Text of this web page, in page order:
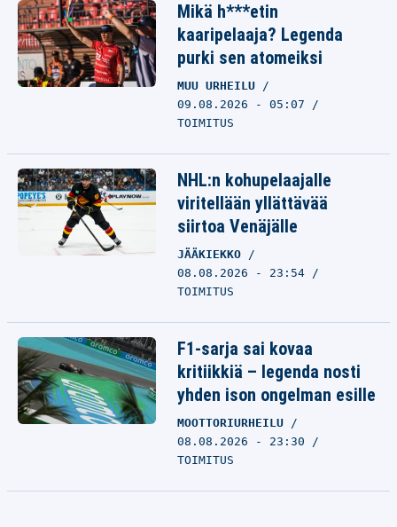
Mikä h***etin
kaaripelaaja? Legenda
purki sen atomeiksi
MUU URHEILU
09.08.2026 - 05:07
TOIMITUS
NHL:n kohupelaajalle
viritellään yllättävää
siirtoa Venäjälle
JÄÄKIEKKO
08.08.2026 - 23:54
TOIMITUS
F1-sarja sai kovaa
kritiikkiä – legenda nosti
yhden ison ongelman esille
MOOTTORIURHEILU
08.08.2026 - 23:30
TOIMITUS